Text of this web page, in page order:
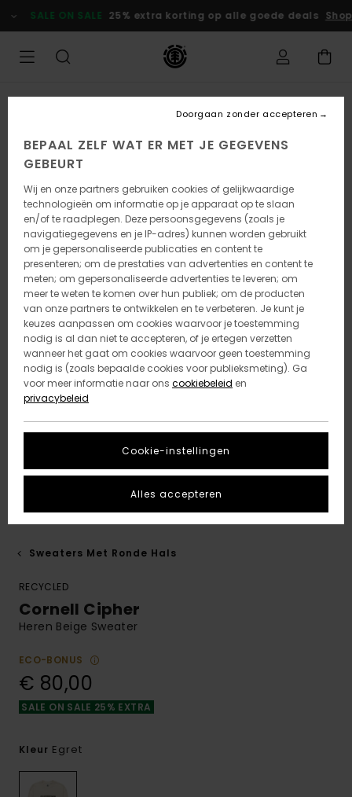
naar
Productinformatie
SALE ON SALE 25% extra korting op alle goede deals
Sweaters Met Ronde Hals
RECYCLED
Cornell Cipher
Heren Beige Sweater
ECO-BONUS
€ 80,00
SALE ON SALE 25% EXTRA
Kleur Egret
BEPAAL ZELF WAT ER MET JE GEGEVENS
GEBEURT
Wij en onze partners gebruiken cookies of gelijkwaardige
technologieën om informatie op je apparaat op te slaan
en/of te raadplegen. Deze persoonsgegevens (zoals je
navigatiegegevens en je IP-adres) kunnen worden gebruikt
om je gepersonaliseerde publicaties en content te
presenteren; om de prestaties van advertenties en content te
meten; om gepersonaliseerde advertenties te leveren; om
meer te weten te komen over hun publiek; om de producten
van onze partners te ontwikkelen en te verbeteren. Je kunt je
keuzes aanpassen om cookies waarvoor je toestemming
nodig is al dan niet te accepteren, of je ertegen verzetten
wanneer het gaat om cookies waarvoor geen toestemming
nodig is (zoals bepaalde cookies voor publieksmeting). Ga
voor meer informatie naar ons cookiebeleid en
privacybeleid
Cookie-instellingen
Doorgaan zonder accepteren
Alles accepteren